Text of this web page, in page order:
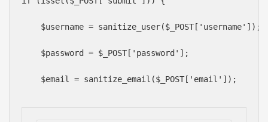
    $username = sanitize_user($_POST['username']);
    $password = $_POST['password'];
    $email = sanitize_email($_POST['email']);